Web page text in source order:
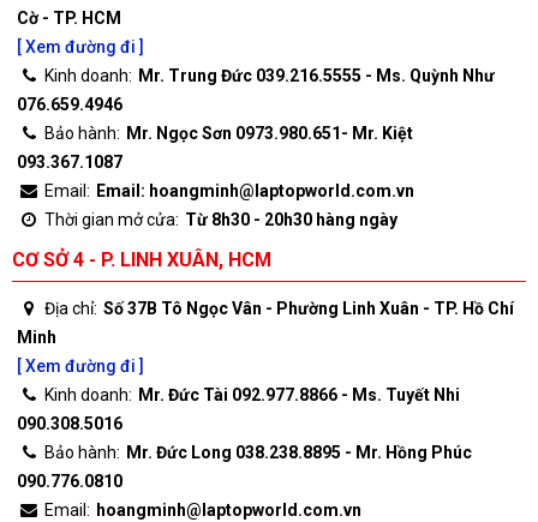
Cờ - TP. HCM
[ Xem đường đi ]
Kinh doanh: Mr. Trung Đức 039.216.5555 - Ms. Quỳnh Như
076.659.4946
Bảo hành: Mr. Ngọc Sơn 0973.980.651- Mr. Kiệt
093.367.1087
Email: Email: hoangminh@laptopworld.com.vn
Thời gian mở cửa: Từ 8h30 - 20h30 hàng ngày
CƠ SỞ 4 - P. LINH XUÂN, HCM
Địa chỉ: Số 37B Tô Ngọc Vân - Phường Linh Xuân - TP. Hồ Chí
Minh
[ Xem đường đi ]
Kinh doanh: Mr. Đức Tài 092.977.8866 - Ms. Tuyết Nhi
090.308.5016
Bảo hành: Mr. Đức Long 038.238.8895 - Mr. Hồng Phúc
090.776.0810
Email: hoangminh@laptopworld.com.vn